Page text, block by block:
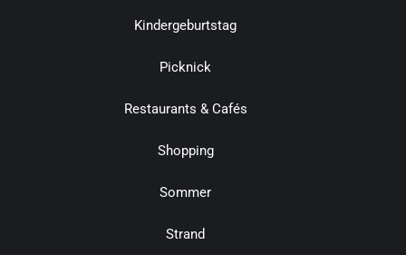
Kindergeburtstag
Picknick
Restaurants & Cafés
Shopping
Sommer
Strand